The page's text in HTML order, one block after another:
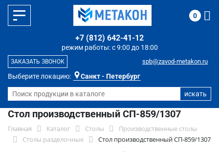
Выберите локацию: Санкт - Петербург
режим работы: с 9:00 до 18:00
+7 (812) 642-41-12
spb@zavod-metakon.ru
ЗАКАЗАТЬ ЗВОНОК
0
Стол производственный СП-859/1307
Главная Каталог Столы
Производственные столы
Столы разделочные
Стол производственный СП-859/1307